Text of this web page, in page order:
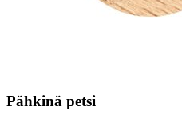
Pähkinä petsi